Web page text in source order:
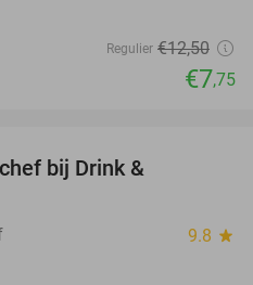
Regulier €12,50
€7,75
bij Drink &
9.8 star